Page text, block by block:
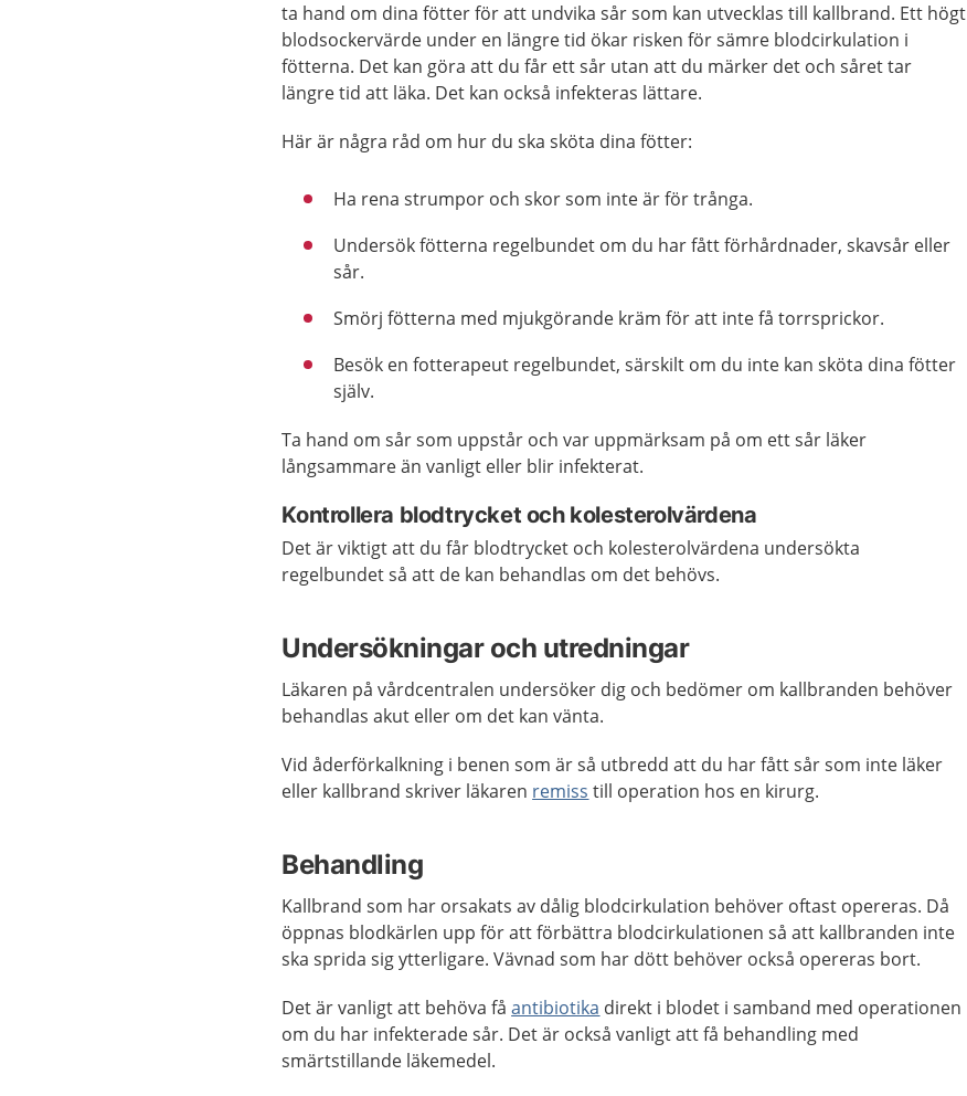
ta hand om dina fötter för att undvika sår som kan utvecklas till kallbrand. Ett högt
blodsockervärde under en längre tid ökar risken för sämre blodcirkulation i
fötterna. Det kan göra att du får ett sår utan att du märker det och såret tar
längre tid att läka. Det kan också infekteras lättare.
Här är några råd om hur du ska sköta dina fötter:
Ha rena strumpor och skor som inte är för trånga.
Undersök fötterna regelbundet om du har fått förhårdnader, skavsår eller
sår.
Smörj fötterna med mjukgörande kräm för att inte få torrsprickor.
Besök en fotterapeut regelbundet, särskilt om du inte kan sköta dina fötter
själv.
Ta hand om sår som uppstår och var uppmärksam på om ett sår läker
långsammare än vanligt eller blir infekterat.
Kontrollera blodtrycket och kolesterolvärdena
Det är viktigt att du får blodtrycket och kolesterolvärdena undersökta
regelbundet så att de kan behandlas om det behövs.
Undersökningar och utredningar
Läkaren på vårdcentralen undersöker dig och bedömer om kallbranden behöver
behandlas akut eller om det kan vänta.
Vid åderförkalkning i benen som är så utbredd att du har fått sår som inte läker
eller kallbrand skriver läkaren remiss till operation hos en kirurg.
Behandling
Kallbrand som har orsakats av dålig blodcirkulation behöver oftast opereras. Då
öppnas blodkärlen upp för att förbättra blodcirkulationen så att kallbranden inte
ska sprida sig ytterligare. Vävnad som har dött behöver också opereras bort.
Det är vanligt att behöva fåantibiotika direkt i blodet i samband med operationen
om du har infekterade sår. Det är också vanligt att få behandling med
smärtstillande läkemedel.